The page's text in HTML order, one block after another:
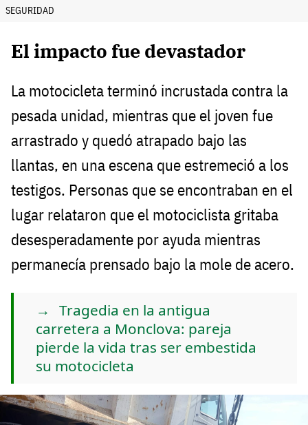
SEGURIDAD
El impacto fue devastador
La motocicleta terminó incrustada contra la
pesada unidad, mientras que el joven fue
arrastrado y quedó atrapado bajo las
llantas, en una escena que estremeció a los
testigos. Personas que se encontraban en el
lugar relataron que el motociclista gritaba
desesperadamente por ayuda mientras
permanecía prensado bajo la mole de acero.
Tragedia en la antigua
carretera a Monclova: pareja
pierde la vida tras ser embestida
su motocicleta